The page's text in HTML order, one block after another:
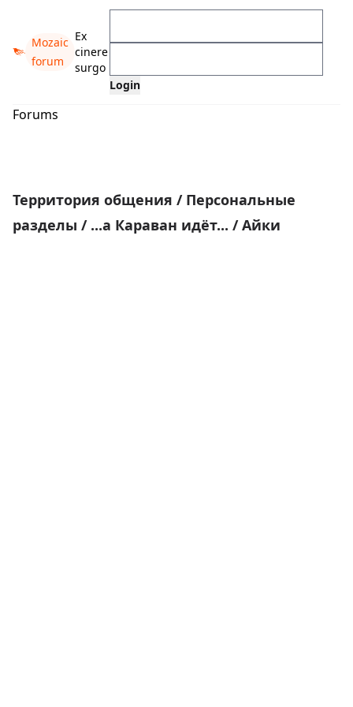
Mozaic
forum
Ex
cinere
surgo
Forums
Территория общения / Персональные
разделы / ...а Караван идёт... /Айки